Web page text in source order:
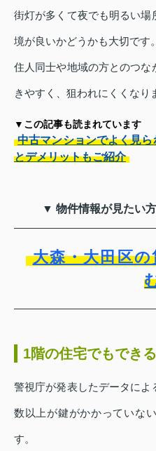
街灯が多くて夜でも明るい
境が良いかどうかも大切です。
住人同士や地域の方とのつ
きやすく、狙われにくくなり
▼この記事も読まれています
中古マンションでよく見
とデメリットもご紹介
▼ 物件情報が見たい
大森・大田区
1階の住宅でもでき
警視庁が発表したデータに
数以上が鍵がかかっていな
す。